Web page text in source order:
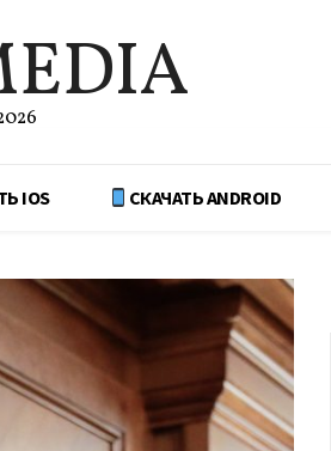
IOS СКАЧАТЬ ANDROID